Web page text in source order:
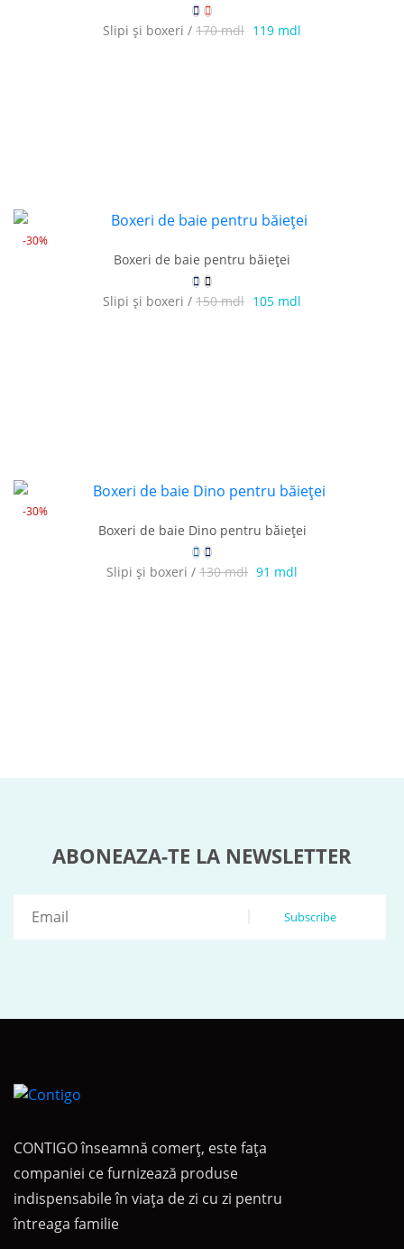
Slipi și boxeri / 170 mdl 119 mdl
-30%
Boxeri de baie pentru băieței
Slipi și boxeri / 150 mdl 105 mdl
-30%
Boxeri de baie Dino pentru băieței
Slipi și boxeri / 130 mdl 91 mdl
ABONEAZA-TE LA NEWSLETTER
Subscribe
CONTIGO înseamnă comerț, este fața
companiei ce furnizează produse
indispensabile în viața de zi cu zi pentru
întreaga familie